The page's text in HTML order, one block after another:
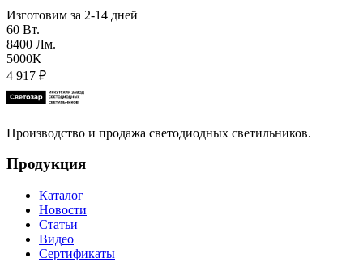
Изготовим за 2-14 дней
60 Вт.
8400 Лм.
5000К
4 917 ₽
Производство и продажа светодиодных светильников.
Продукция
Каталог
Новости
Статьи
Видео
Сертификаты